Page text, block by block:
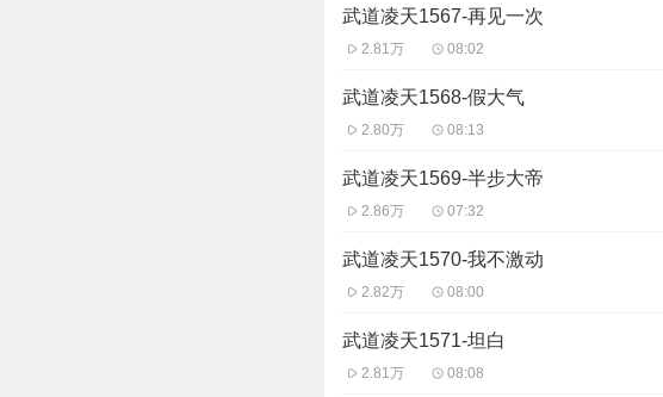
武道凌天1567-再见一次
2.81万 08:02
武道凌天1568-假大气
2.80万 08:13
武道凌天1569-半步大帝
2.86万 07:32
武道凌天1570-我不激动
2.82万 08:00
武道凌天1571-坦白
2.81万 08:08